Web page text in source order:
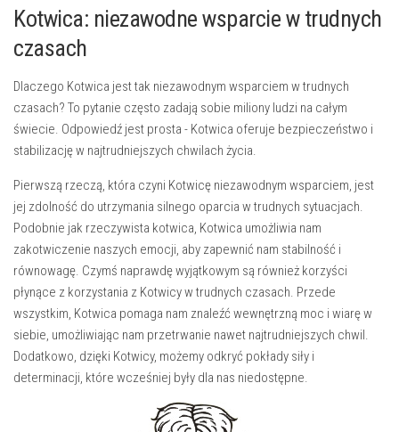
Kotwica: niezawodne wsparcie w trudnych
czasach
Dlaczego Kotwica‍ jest⁢ tak ‍niezawodnym ⁢wsparciem w trudnych
czasach? ​To pytanie często ⁤zadają ⁢sobie miliony ‍ludzi ⁤na całym
świecie. Odpowiedź⁢ jest prosta -⁤ Kotwica oferuje bezpieczeństwo⁢ i
stabilizację w najtrudniejszych chwilach życia.
Pierwszą rzeczą, która czyni Kotwicę ​niezawodnym wsparciem, jest⁢
jej ⁢zdolność do ‌utrzymania silnego oparcia‍ w‍ trudnych sytuacjach.
‌Podobnie jak rzeczywista ‍kotwica, Kotwica umożliwia ‍nam
zakotwiczenie ⁣naszych emocji, ⁢aby zapewnić nam stabilność i
równowagę. Czymś naprawdę wyjątkowym​ są również ⁢korzyści
płynące z ‍korzystania z Kotwicy ⁢w trudnych czasach. Przede
wszystkim, Kotwica pomaga nam znaleźć wewnętrzną​ moc i wiarę w⁤
siebie, umożliwiając nam przetrwanie ⁤nawet najtrudniejszych chwil.
Dodatkowo, ‌dzięki Kotwicy,‌ możemy odkryć pokłady siły i
determinacji, które wcześniej były ‌dla nas niedostępne.